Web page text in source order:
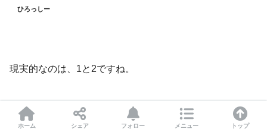
ひろっしー
現実的なのは、1と2ですね。
ホーム シェア フォロー メニュー トップ